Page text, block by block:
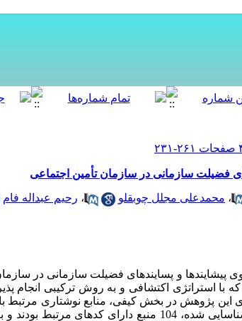
فضیلت سازمانی در سازمان تأمین اجتماعی
، محمدعلی مجلل چوبقلو ، رحیم عبداله فام
و پسایندهای فضیلت سازمانی در
با استراتژی اکتشافی و به روش ترکیبی انجام
این پژوهش در بخش کیفی، منابع نوشتاری مرتبط
و غیره بوده که پس از بررسی 196 منبع شناسایی شده، 104